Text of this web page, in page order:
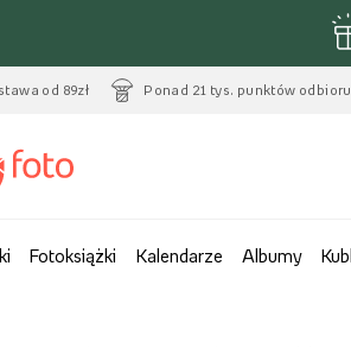
od 89zł Ponad 21 tys. punktów odbioru
Fotoksiążki Kalendarze Albumy